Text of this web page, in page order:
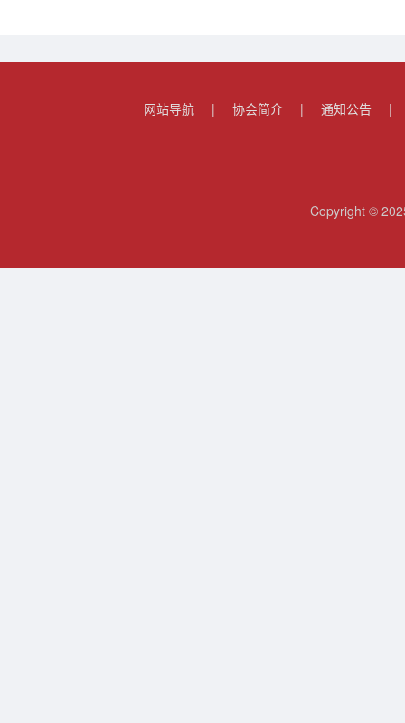
网站导航 | 协会简介 | 通知公告 |
Copyright ©